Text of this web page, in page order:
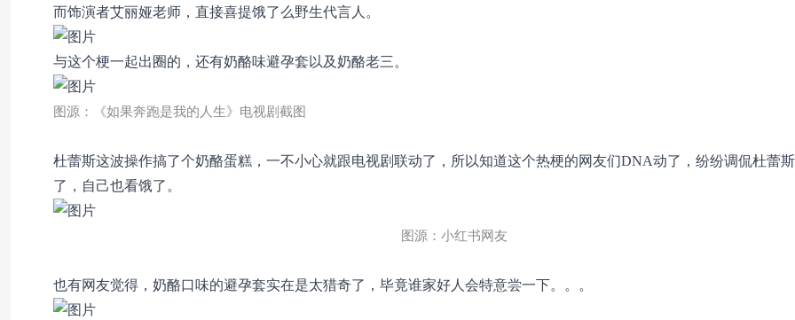
而饰演者艾丽娅老师，直接喜提饿了么野生代言人。
与这个梗一起出圈的，还有奶酪味避孕套以及奶酪老三。
图源：《如果奔跑是我的人生》电视剧截图
杜蕾斯这波操作搞了个奶酪蛋糕，一不小心就跟电视剧联动了，所以知道这个热梗的网友们DNA动了，纷纷调侃杜蕾
了，自己也看饿了。
图源：小红书网友
也有网友觉得，奶酪口味的避孕套实在是太猎奇了，毕竟谁家好人会特意尝一下。。。